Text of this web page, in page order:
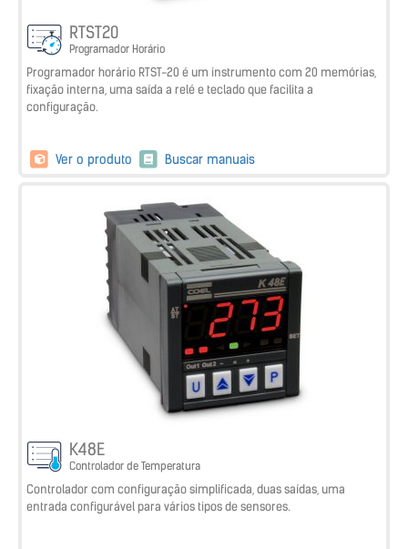
RTST20
Programador Horário
Programador horário RTST-20 é um instrumento com 20 memórias,
fixação interna, uma saída a relé e teclado que facilita a
configuração.
Ver o produto Buscar manuais
K48E
Controlador de Temperatura
Controlador com configuração simplificada, duas saídas, uma
entrada configurável para vários tipos de sensores.